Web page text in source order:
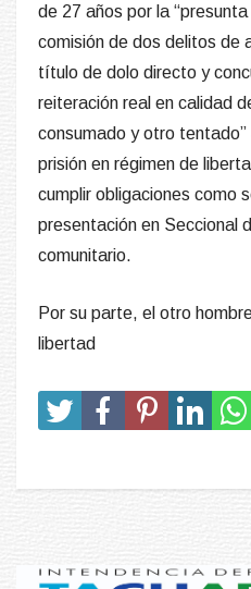
de 27 años por la “presunta
comisión de dos delitos de
título de dolo directo y
reiteración real en calidad
consumado y otro
prisión en régimen de
cumplir obligaciones como
presentación en Seccional
comunitario.
Por su parte, el otro
libertad